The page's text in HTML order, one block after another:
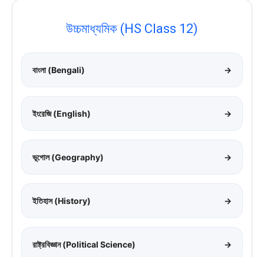
উচ্চমাধ্যমিক (HS Class 12)
বাংলা (Bengali) →
ইংরেজি (English) →
ভূগোল (Geography) →
ইতিহাস (History) →
রাষ্ট্রবিজ্ঞান (Political Science) →